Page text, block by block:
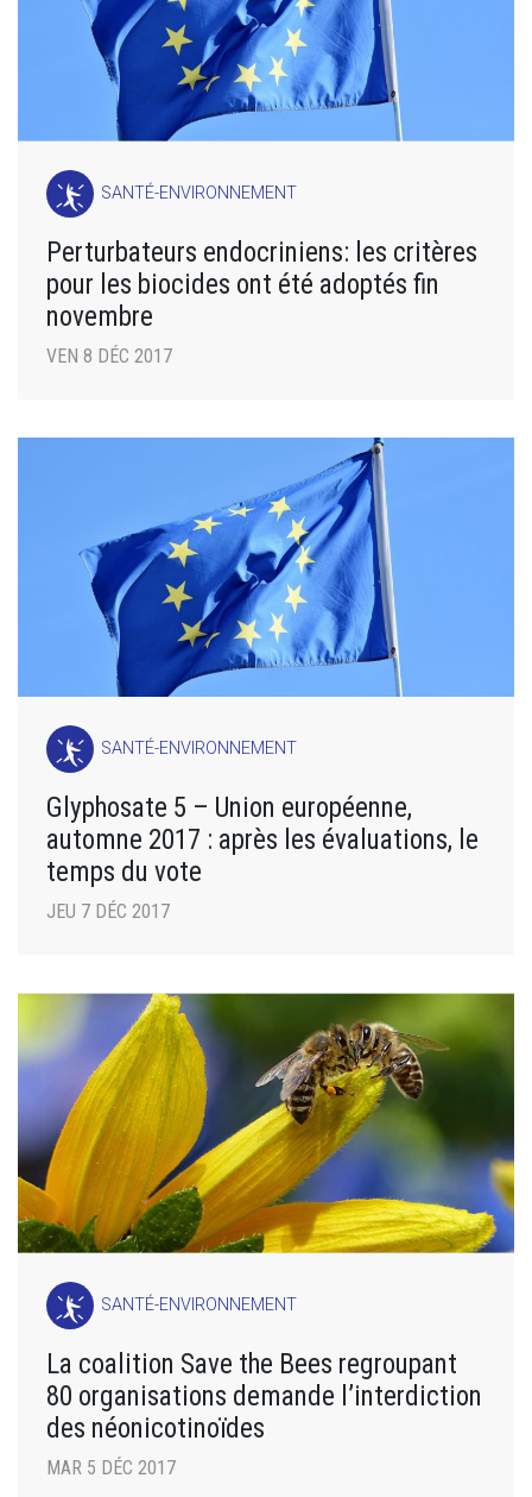
SANTÉ-ENVIRONNEMENT
Perturbateurs endocriniens: les critères
pour les biocides ont été adoptés fin
novembre
VEN 8 DÉC 2017
SANTÉ-ENVIRONNEMENT
Glyphosate 5 – Union européenne,
automne 2017 : après les évaluations, le
temps du vote
JEU 7 DÉC 2017
SANTÉ-ENVIRONNEMENT
La coalition Save the Bees regroupant
80 organisations demande l’interdiction
des néonicotinoïdes
MAR 5 DÉC 2017